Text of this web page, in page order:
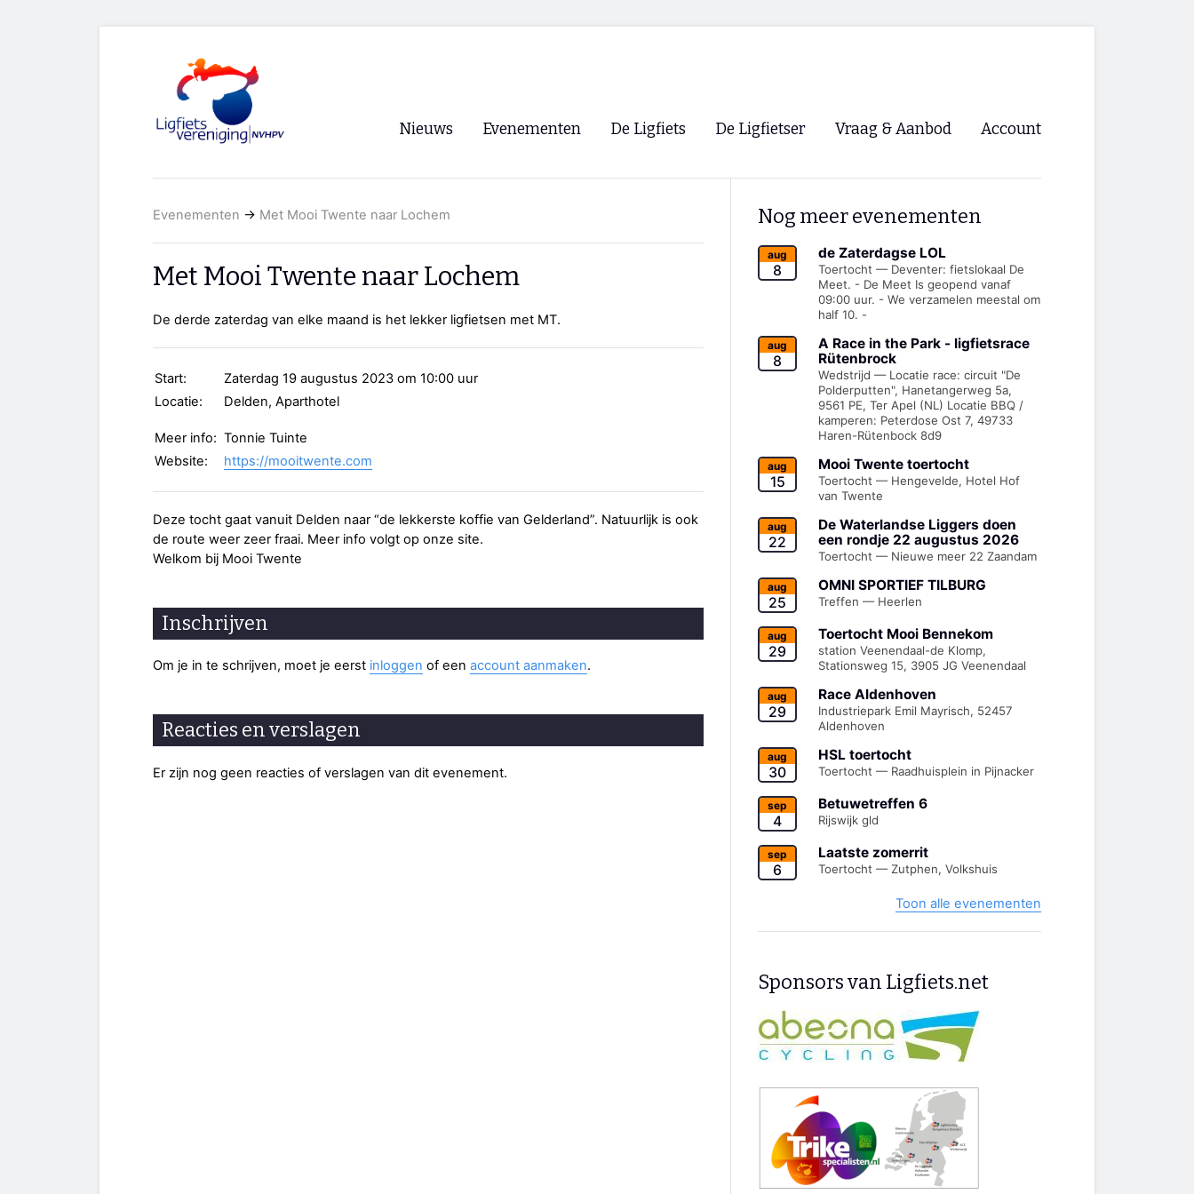
Nieuws
RSS
Evenementen
WK Ligfietsen 2026
De Ligfiets De Ligfietser
Ligfietsvereninging NVHPV
Lokale Fietsverenigingen
EHPVA & EuSupino 🡺
Forum ligfietsers.nl 🡺
Vraag & Aanbod Account
Registreren
Evenementen → Met Mooi Twente naar Lochem
Met Mooi Twente naar Lochem
De derde zaterdag van elke maand is het lekker ligfietsen met MT.
Start:
Zaterdag 19 augustus 2023 om 10:00 uur
Locatie:
Delden, Aparthotel
Meer info: Tonnie Tuinte
Website:
https://mooitwente.com
Deze tocht gaat vanuit Delden naar “de lekkerste koffie van Gelderland”. Natuurlijk is ook
de route weer zeer fraai. Meer info volgt op onze site.
Welkom bij Mooi Twente
Inschrijven
Om je in te schrijven, moet je eerst inloggen of een account aanmaken.
Reacties en verslagen
Er zijn nog geen reacties of verslagen van dit evenement.
Nog meer evenementen
aug
8
de Zaterdagse LOL
Toertocht — Deventer: fietslokaal De
Meet. - De Meet Is geopend vanaf
09:00 uur. - We verzamelen meestal om
half 10. -
aug
8
A Race in the Park - ligfietsrace
Rütenbrock
Wedstrijd — Locatie race: circuit "De
Polderputten", Hanetangerweg 5a,
9561 PE, Ter Apel (NL) Locatie BBQ /
kamperen: Peterdose Ost 7, 49733
Haren-Rütenbock 8d9
aug
15
Mooi Twente toertocht
Toertocht — Hengevelde, Hotel Hof
van Twente
aug
22
De Waterlandse Liggers doen
een rondje 22 augustus 2026
Toertocht — Nieuwe meer 22 Zaandam
aug
25
OMNI SPORTIEF TILBURG
Treffen — Heerlen
aug
29
Toertocht Mooi Bennekom
station Veenendaal-de Klomp,
Stationsweg 15, 3905 JG Veenendaal
aug
29
Race Aldenhoven
Industriepark Emil Mayrisch, 52457
Aldenhoven
aug
30
HSL toertocht
Toertocht — Raadhuisplein in Pijnacker
sep
4
Betuwetreffen 6
Rijswijk gld
sep
6
Laatste zomerrit
Toertocht — Zutphen, Volkshuis
Toon alle evenementen
Sponsors van Ligfiets.net